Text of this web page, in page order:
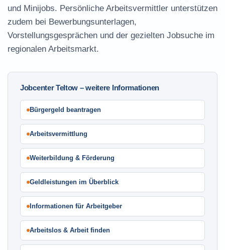
und Minijobs. Persönliche Arbeitsvermittler unterstützen
zudem bei Bewerbungsunterlagen,
Vorstellungsgesprächen und der gezielten Jobsuche im
regionalen Arbeitsmarkt.
Jobcenter Teltow – weitere Informationen
Bürgergeld beantragen
Arbeitsvermittlung
Weiterbildung & Förderung
Geldleistungen im Überblick
Informationen für Arbeitgeber
Arbeitslos & Arbeit finden